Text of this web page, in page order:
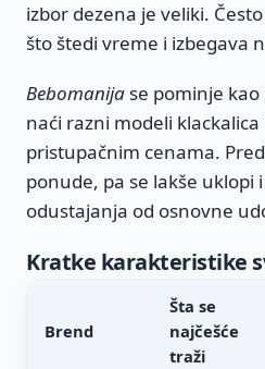
izbor dezena je veliki.
što štedi vreme i izbegava
Bebomanija se pominje
naći razni modeli
pristupačnim cenama.
ponude, pa se lakše uklopi
odustajanja od osnovne
Kratke karakteristike
Brend
Šta se
najčešće
traži